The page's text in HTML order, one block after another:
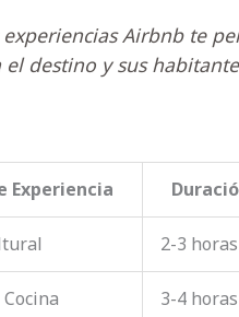
experiencias Airbnb te
el destino y sus
Experiencia
2-3 horas
3-4 horas